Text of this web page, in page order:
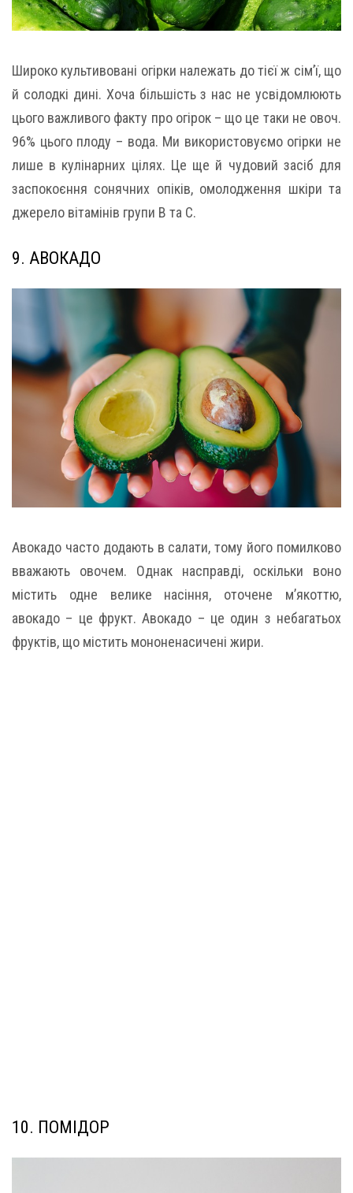
Широко культивовані огірки належать до тієї ж сім’ї, що
й солодкі дині. Хоча більшість з нас не усвідомлюють
цього важливого факту про огірок – що це таки не овоч.
96% цього плоду – вода. Ми використовуємо огірки не
лише в кулінарних цілях. Це ще й чудовий засіб для
заспокоєння сонячних опіків, омолодження шкіри та
джерело вітамінів групи B та C.
9. АВОКАДО
Авокадо часто додають в салати, тому його помилково
вважають овочем. Однак насправді, оскільки воно
містить одне велике насіння, оточене м’якоттю,
авокадо – це фрукт. Авокадо – це один з небагатьох
фруктів, що містить мононенасичені жири.
10. ПОМІДОР